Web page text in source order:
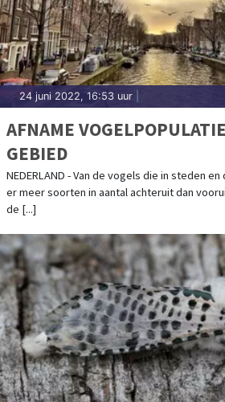
24 juni 2022, 16:53 uur
AFNAME
GEBIED
NEDERLAND - Van de vogels die in steden
er meer soorten in aantal achteruit dan
de [...]